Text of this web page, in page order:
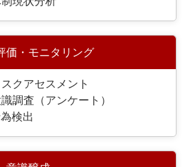
価・モニタリング
クアセスメント
調査（アンケート）
検出